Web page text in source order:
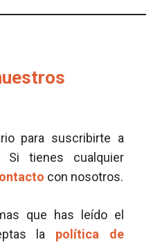
para suscribirte a
Si tienes cualquier
con nosotros.
que has leído el
la política de